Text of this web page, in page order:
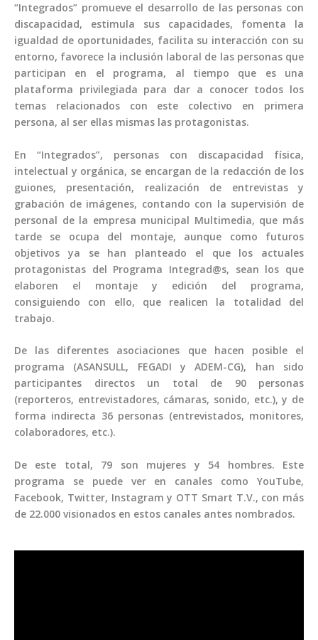
“Integrados” promueve el desarrollo de las personas con
discapacidad, estimula sus capacidades, fomenta la
igualdad de oportunidades, facilita su interacción con su
entorno, favorece la inclusión laboral de las personas que
participan en el programa, al tiempo que es una
plataforma privilegiada para dar a conocer todos los
temas relacionados con este colectivo en primera
persona, al ser ellas mismas las protagonistas.
En “Integrados”, personas con discapacidad física,
intelectual y orgánica, se encargan de la redacción de los
guiones, presentación, realización de entrevistas y
grabación de imágenes, contando con la supervisión de
personal de la empresa municipal Multimedia, que más
tarde se ocupa del montaje, aunque como futuros
objetivos ya se han planteado el que los actuales
protagonistas del Programa Integrad@s, sean los que
elaboren el montaje y edición del programa,
consiguiendo con ello, que realicen la totalidad del
trabajo.
De las diferentes asociaciones que hacen posible el
programa (ASANSULL, FEGADI y ADEM-CG), han sido
participantes directos un total de 90 personas
(reporteros, entrevistadores, cámaras, sonido, etc.), y de
forma indirecta 36 personas (entrevistados, monitores,
colaboradores, etc.).
De este total, 79 son mujeres y 54 hombres. Este
programa se puede ver en canales como YouTube,
Facebook, Twitter, Instagram y OTT Smart T.V., con más
de 22.000 visionados en estos canales antes nombrados.